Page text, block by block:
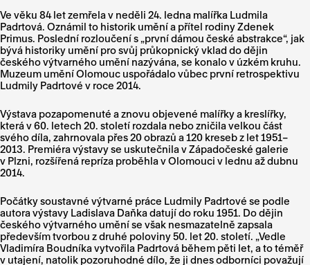
Ve věku 84 let zemřela v neděli 24. ledna malířka Ludmila
Padrtová. Oznámil to historik umění a přítel rodiny Zdenek
Primus. Poslední rozloučení s „první dámou české abstrakce“, jak
bývá historiky umění pro svůj průkopnický vklad do dějin
českého výtvarného umění nazývána, se konalo v úzkém kruhu.
Muzeum umění Olomouc uspořádalo vůbec první retrospektivu
Ludmily Padrtové v roce 2014.
Výstava pozapomenuté a znovu objevené malířky a kreslířky,
která v 60. letech 20. století rozdala nebo zničila velkou část
svého díla, zahrnovala přes 20 obrazů a 120 kreseb z let 1951–
2013. Premiéra výstavy se uskutečnila v Západočeské galerie
v Plzni, rozšířená repríza proběhla v Olomouci v lednu až dubnu
2014.
Počátky soustavné výtvarné práce Ludmily Padrtové se podle
autora výstavy Ladislava Daňka datují do roku 1951. Do dějin
českého výtvarného umění se však nesmazatelně zapsala
především tvorbou z druhé poloviny 50. let 20. století. „Vedle
Vladimíra Boudníka vytvořila Padrtová během pěti let, a to téměř
v utajení, natolik pozoruhodné dílo, že ji dnes odborníci považují